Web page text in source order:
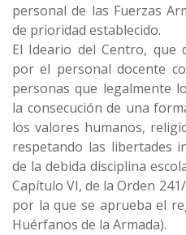
personal de las Fuerzas
de prioridad establecido.
El Ideario del Centro, que
por el personal docente
personas que legalmente
la consecución de una
los valores humanos,
respetando las libertades
de la debida disciplina
Capítulo VI, de la Orden
por la que se aprueba el
Huérfanos de la Armada).